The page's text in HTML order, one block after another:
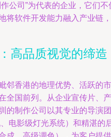
公司”为代表的企业，它们不
将软件开发能力融入产业链，
高品质视觉的缔造
邻香港的地理优势、活跃的市
全国前列。从企业宣传片、产
的制作公司以其专业的导演团
电影级灯光系统）和精湛的